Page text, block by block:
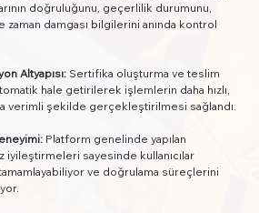
doğruluğunu, geçerlilik durumunu,
zaman damgası bilgilerini anında kontrol
Altyapısı: Sertifika oluşturma ve teslim
hale getirilerek işlemlerin daha hızlı,
verimli şekilde gerçekleştirilmesi sağlandı.
Platform genelinde yapılan
iyileştirmeleri sayesinde kullanıcılar
ve doğrulama süreçlerini